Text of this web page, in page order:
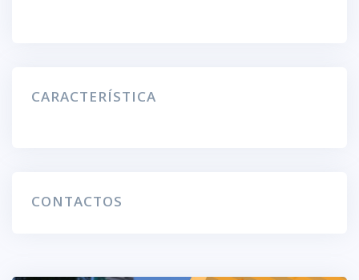
CARACTERÍSTICA
CONTACTOS